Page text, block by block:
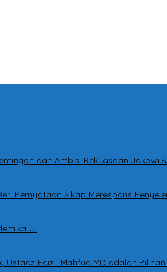
dan Ambisi Kekuasaan
Pernyataan Sikap Merespons
UI
Faiz : Mahfud MD adalah Pilihan